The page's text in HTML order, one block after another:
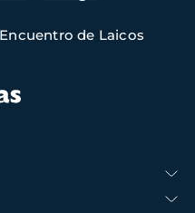
de Laicos